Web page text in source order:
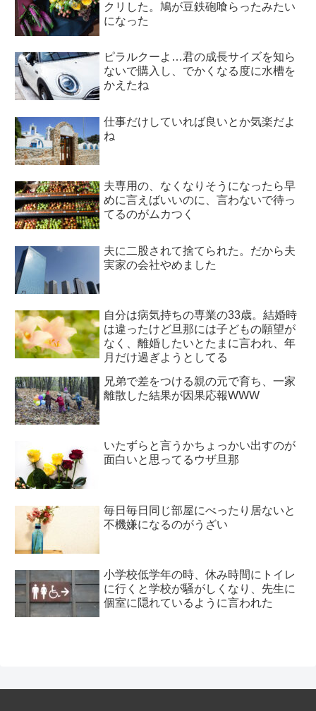
クリした。鳩が豆鉄砲喰らったみたい
になった
ピラルクーよ…君の成長サイズを知ら
ないで購入し、でかくなる度に水槽を
かえたね
仕事だけしていれば良いとか気楽だよ
ね
夫専用の、なくなりそうになったら早
めに言えばいいのに、言わないで待っ
てるのがムカつく
夫に二股されて捨てられた。だから夫
実家の会社やめました
自分は病気持ちの専業の33歳。結婚時
は違ったけど旦那には子どもの願望が
なく、離婚したいとたまに言われ、年
月だけ過ぎようとしてる
兄弟で差をつける親の元で育ち、一家
離散した結果が因果応報WWW
いたずらと言うかちょっかい出すのが
面白いと思ってるウザ旦那
毎日毎日同じ部屋にべったり居ないと
不機嫌になるのがうざい
小学校低学年の時、休み時間にトイレ
に行くと学校が騒がしくなり、先生に
個室に隠れているように言われた